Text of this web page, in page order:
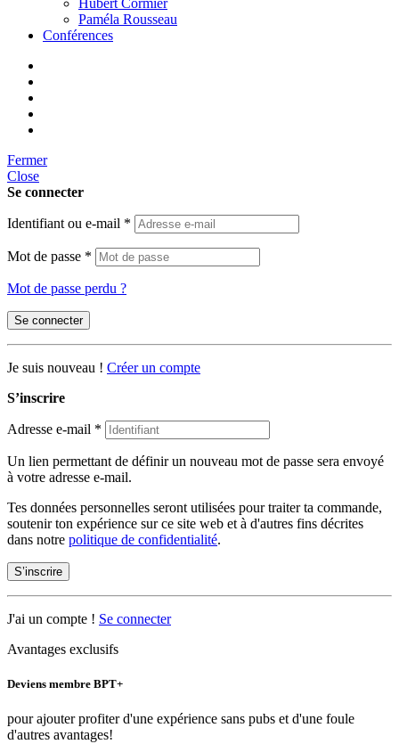
Hubert Cormier
Paméla Rousseau
Conférences
Fermer
Close
Se connecter
Identifiant ou e-mail *
Mot de passe *
Mot de passe perdu ?
Se connecter
Je suis nouveau ! Créer un compte
S’inscrire
Adresse e-mail *
Un lien permettant de définir un nouveau mot de passe sera envoyé
à votre adresse e-mail.
Tes données personnelles seront utilisées pour traiter ta commande,
soutenir ton expérience sur ce site web et à d'autres fins décrites
dans notre politique de confidentialité.
S’inscrire
J'ai un compte ! Se connecter
Avantages exclusifs
Deviens membre BPT+
pour ajouter profiter d'une expérience sans pubs et d'une foule
d'autres avantages!